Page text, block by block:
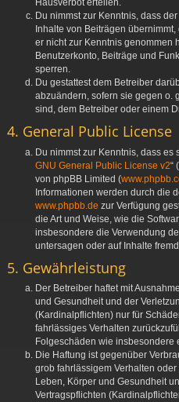
Hausverbot erteilen.
Du nimmst zur Kenntnis, dass
Inhalte von Beiträgen
er nicht zur Kenntnis genommen
Benutzerkonto, Beiträge und
sperren.
Du gestattest dem Betreiber
abzuändern, sofern sie gegen o.
sind, dem Betreiber oder einem
4. General Public License
Du nimmst zur Kenntnis, dass es
GNU General Public License v2“
von phpBB Limited (
Informationen werden durch die
www.phpbb.de zur Verfügung
die Art und Weise, wie die
insbesondere die Verwendung
untersagen oder auf Inhalte
5. Gewährleistung
Der Betreiber haftet mit
und Gesundheit und der
(Kardinalpflichten) nur für
fahrlässiges Verhalten
Folgeschäden wie insbesondere
Die Haftung ist gegenüber
grob fahrlässigem Verhalten
Leben, Körper und Gesundheit
Vertragspflichten